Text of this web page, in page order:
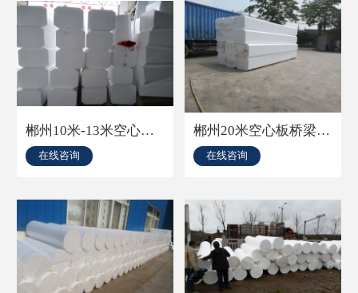
郴州10米-13米空心板桥梁内模厂家
在线咨询
郴州20米空心板桥梁内模厂家
在线咨询